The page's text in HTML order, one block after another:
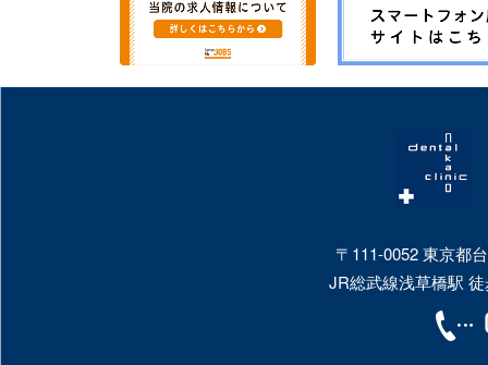
〒111-0052 東京都
JR総武線浅草橋駅